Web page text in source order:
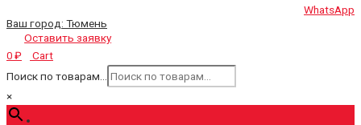
WhatsApp
Ваш город: Тюмень
Оставить заявку
0 ₽
Cart
Поиск по товарам...
×